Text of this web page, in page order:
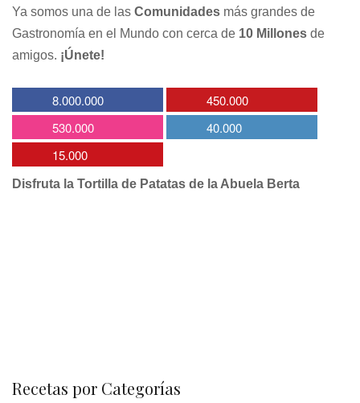
Ya somos una de las Comunidades más grandes de
Gastronomía en el Mundo con cerca de 10 Millones de
amigos. ¡Únete!
8.000.000
450.000
530.000
40.000
15.000
Disfruta la Tortilla de Patatas de la Abuela Berta
Recetas por Categorías